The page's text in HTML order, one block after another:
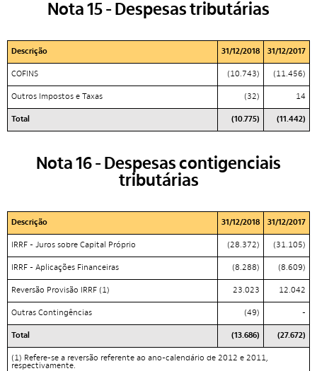
Nota 15 - Despesas tributárias
Descrição 31/12/2018 31/12/2017
COFINS (10.743) (11.456)
Outros Impostos e Taxas (32) 14
Total (10.775) (11.442)
Nota 16 - Despesas contigenciais
tributárias
Descrição 31/12/2018 31/12/2017
IRRF - Juros sobre Capital Próprio (28.372) (31.105)
IRRF - Aplicações Financeiras (8.288) (8.609)
Reversão Provisão IRRF (1) 23.023 12.042
Outras Contingências (49) -
Total (13.686) (27.672)
(1) Refere-se a reversão referente ao ano-calendário de 2012 e 2011,
respectivamente.